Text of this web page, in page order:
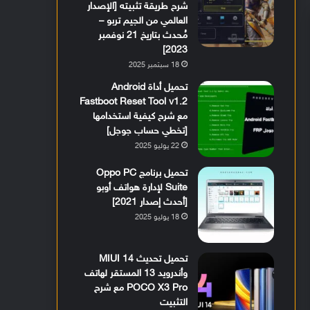
شرح طريقة تثبيته [الإصدار
العالمي من الجيم تربو –
مُحدث بتاريخ 21 نوفمبر
2023]
18 سبتمبر 2025
تحميل أداة Android
Fastboot Reset Tool v1.2
مع شرح كيفية استخدامها
[تخطي حساب جوجل]
22 يوليو 2025
تحميل برنامج Oppo PC
Suite لإدارة هواتف أوبو
[أحدث إصدار 2021]
18 يوليو 2025
تحميل تحديث MIUI 14
وأندرويد 13 المستقر لهاتف
POCO X3 Pro مع شرح
التثبيت